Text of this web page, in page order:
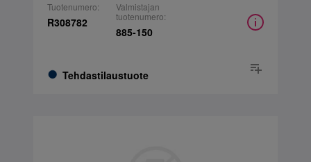
Tuotenumero:
R308782
Tehdastilaustuote
Valmistajan
tuotenumero:
885-150